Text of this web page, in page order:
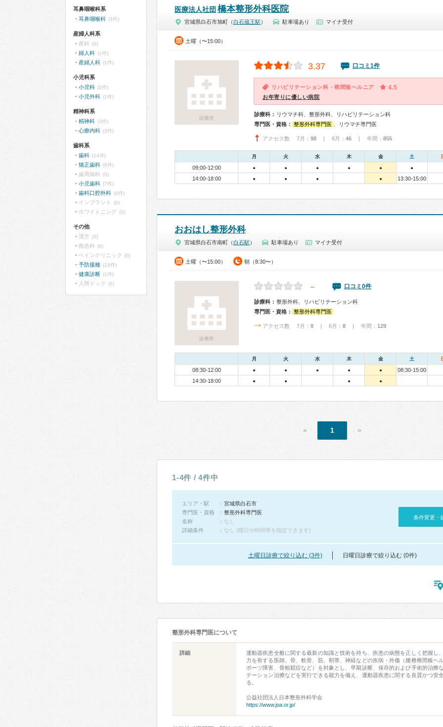
医療法人社団 橋本整形外科医院
宮城県白石市旭町（白石蔵王駅 ） 駐車場あり マイナ受付
土曜（〜15:00）
診療所
3.37 口コミ1件
リハビリテーション科・椎間板ヘルニア 4.5
お年寄りに優しい病院
診療科： リウマチ科、整形外科、リハビリテーション科
専門医・資格： 整形外科専門医 、リウマチ専門医
アクセス数 7月： 98 | 6月： 46 | 年間： 855
月 火 水 木 金 土
09:00-12:00 ● ● ● ● ● ●
14:00-18:00 ● ● ● ● 13:30-15:00
おおはし整形外科
宮城県白石市南町（白石駅 ） 駐車場あり マイナ受付
土曜（〜15:00） 朝（8:30〜）
診療所
－ 口コミ0件
診療科： 整形外科、リハビリテーション科
専門医・資格： 整形外科専門医
アクセス数 7月： 8 | 6月： 8 | 年間： 129
月 火 水 木 金 土
08:30-12:00 ● ● ● ● ●
08:30-15:00
14:30-18:00
● ● ● ●
« 1 »
1-4件 / 4件中
エリア・駅
宮城県白石市
専門医・資格
整形外科専門医
名称
なし
詳細条件
なし (曜日や時間帯を指定できます)
条件変更・
土曜日診療で絞り込む (3件) 日曜日診療で絞り込む (0件)
整形外科専門医について
詳細
運動器疾患全般に関する最新の知識と技術を持ち、疾患の病態を正しく把握し
力を有する医師。骨、軟骨、筋、靭帯、神経などの疾病・外傷（腰椎椎間板ヘ
ポーツ障害、骨粗鬆症など）を対象とし、早期診断、保存的および手術的治療
テーション治療などを実行できる能力を備え、運動器疾患に関する良質かつ安
る。
公益社団法人日本整形外科学会
https://www.joa.or.jp/
耳鼻咽喉科系
耳鼻咽喉科 (3件)
産婦人科系
産科 (0)
婦人科 (1件)
産婦人科 (1件)
小児科系
小児科 (5件)
小児外科 (1件)
精神科系
精神科 (3件)
心療内科 (3件)
歯科系
歯科 (14件)
矯正歯科 (6件)
歯周病科 (0)
小児歯科 (7件)
歯科口腔外科 (4件)
インプラント (0)
ホワイトニング (0)
その他
漢方 (0)
救急科 (0)
ペインクリニック (0)
予防接種 (18件)
健康診断 (1件)
人間ドック (0)